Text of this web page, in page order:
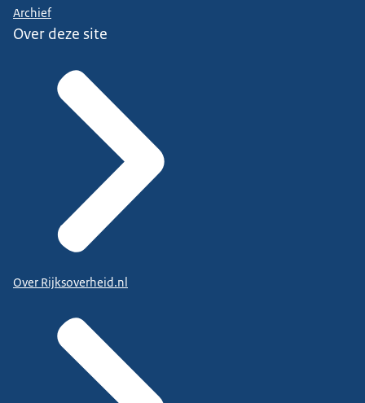
Archief
Over deze site
Over Rijksoverheid.nl